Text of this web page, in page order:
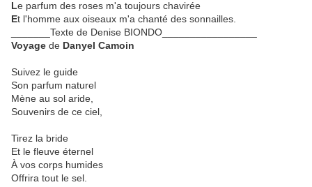
Le parfum des roses m'a toujours chavirée
Et l'homme aux oiseaux m'a chanté des sonnailles.
_______Texte de Denise BIONDO_________________
Voyage de Danyel Camoin
Suivez le guide
Son parfum naturel
Mène au sol aride,
Souvenirs de ce ciel,
Tirez la bride
Et le fleuve éternel
À vos corps humides
Offrira tout le sel.